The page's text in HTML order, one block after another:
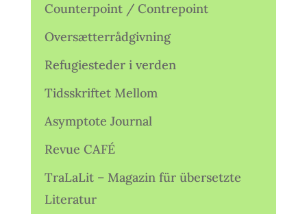
Counterpoint / Contrepoint
Oversætterrådgivning
Refugiesteder i verden
Tidsskriftet Mellom
Asymptote Journal
Revue CAFÉ
TraLaLit – Magazin für übersetzte
Literatur